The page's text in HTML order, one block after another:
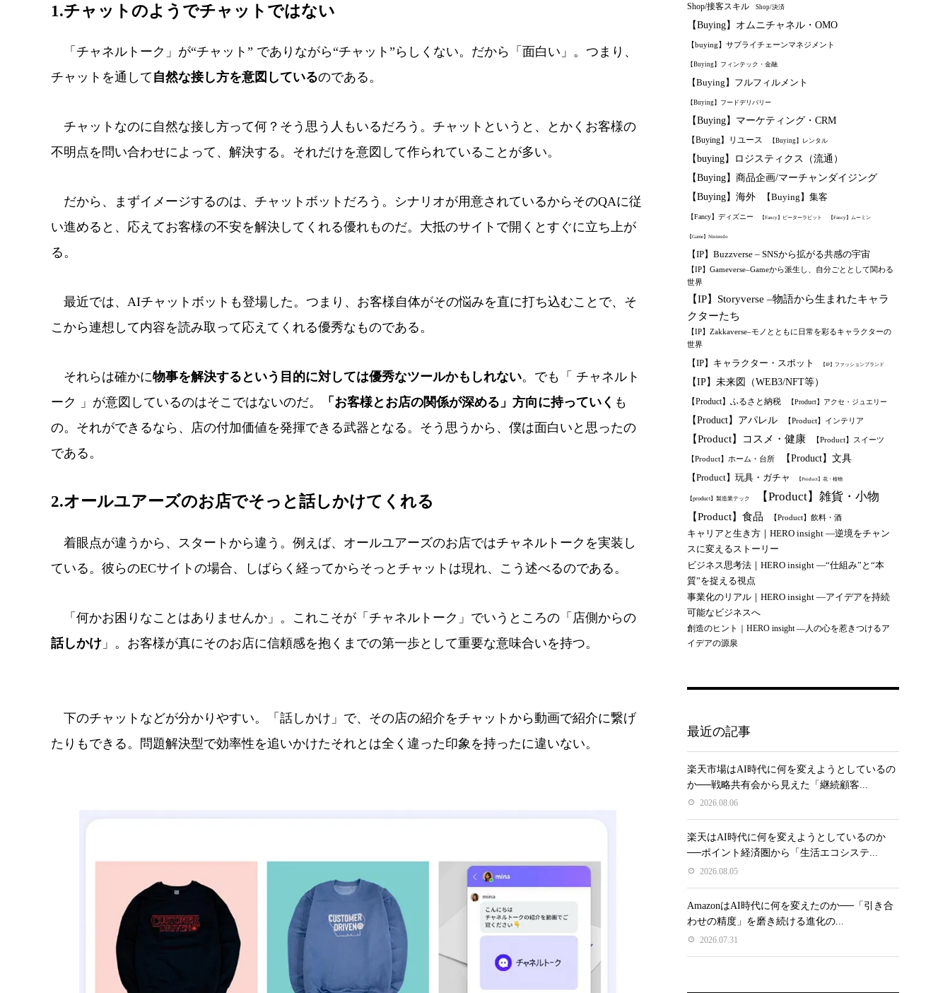
1.チャットのようでチャットではない
「チャネルトーク」が“チャット” でありながら“チャット”らしくない。だから「面白い」。つまり、
チャットを通して 自然な接し方を意図しているのである。
チャットなのに自然な接し方って何？そう思う人もいるだろう。チャットというと、とかくお客様の
不明点を問い合わせによって、解決する。それだけを意図して作られていることが多い。
だから、まずイメージするのは、チャットボットだろう。シナリオが用意されているからそのQAに従
い進めると、応えてお客様の不安を解決してくれる優れものだ。大抵のサイトで開くとすぐに立ち上が
る。
最近では、AIチャットボットも登場した。つまり、お客様自体がその悩みを直に打ち込むことで、そ
こから連想して内容を読み取って応えてくれる優秀なものである。
それらは確かに物事を解決するという目的に対しては優秀なツールかもしれない。でも「 チャネルト
ーク 」が意図しているのはそこではないのだ。
「お客様とお店の関係が深める」方向に持っていく も
の。それができるなら、店の付加価値を発揮できる武器となる。そう思うから、僕は面白いと思ったの
である。
2.オールユアーズのお店でそっと話しかけてくれる
着眼点が違うから、スタートから違う。例えば、オールユアーズのお店ではチャネルトークを実装し
ている。彼らのECサイトの場合、しばらく経ってからそっとチャットは現れ、こう述べるのである。
「何かお困りなことはありませんか」。これこそが「チャネルトーク」でいうところの「店側からの
話しかけ 」。お客様が真にそのお店に信頼感を抱くまでの第一歩として重要な意味合いを持つ。
下のチャットなどが分かりやすい。「話しかけ」で、その店の紹介をチャットから動画で紹介に繋げ
たりもできる。問題解決型で効率性を追いかけたそれとは全く違った印象を持ったに違いない。
Shop/接客スキル Shop/決済
【Buying】オムニチャネル・OMO
【buying】サプライチェーンマネジメント
【Buying】フィンテック・金融
【Buying】フルフィルメント
【Buying】フードデリバリー
【Buying】マーケティング・CRM
【Buying】リユース 【Buying】レンタル
【buying】ロジスティクス（流通）
【Buying】商品企画/マーチャンダイジング
【Buying】海外
【Buying】集客
【Fancy】ディズニー 【Fancy】ピーターラビット 【Fancy】ムーミン
【Game】Nintendo
【IP】Buzzverse – SNSから拡がる共感の宇宙
【IP】Gameverse–Gameから派生し、自分ごととして関わる
世界
【IP】Storyverse –物語から生まれたキャラ
クターたち
【IP】Zakkaverse–モノとともに日常を彩るキャラクターの
世界
【IP】キャラクター・スポット 【IP】ファッションブランド
【IP】未来図（WEB3/NFT等）
【Product】ふるさと納税 【Product】アクセ・ジュエリー
【Product】アパレル 【Product】インテリア
【Product】コスメ・健康 【Product】スイーツ
【Product】ホーム・台所 【Product】文具
【Product】玩具・ガチャ 【Product】花・植物
【product】製造業テック 【Product】雑貨・小物
【Product】食品 【Product】飲料・酒
キャリアと生き方｜HERO insight —逆境をチャン
スに変えるストーリー
ビジネス思考法｜HERO insight —“仕組み”と“本
質”を捉える視点
事業化のリアル｜HERO insight —アイデアを持続
可能なビジネスへ
創造のヒント｜HERO insight —人の心を惹きつけるア
イデアの源泉
最近の記事
楽天市場はAI時代に何を変えようとしているの
か──戦略共有会から見えた「継続顧客...
2026.08.06
楽天はAI時代に何を変えようとしているのか
──ポイント経済圏から「生活エコシステ...
2026.08.05
AmazonはAI時代に何を変えたのか──「引き合
わせの精度」を磨き続ける進化の...
2026.07.31